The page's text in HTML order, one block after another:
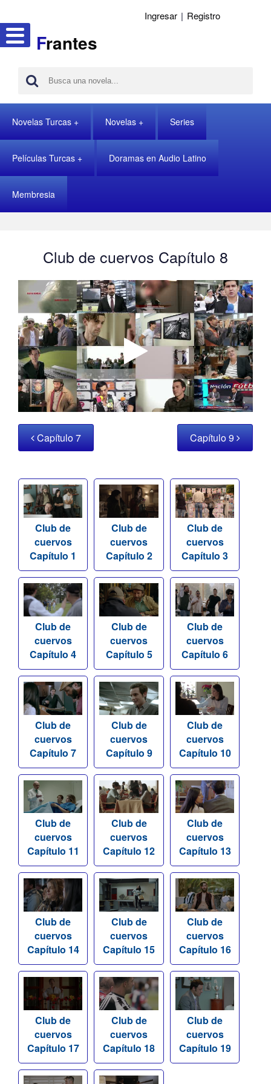
Frantes
Ingresar | Registro
Novelas Turcas Novelas Series
Películas Turcas Doramas en Audio Latino
Membresia
Club de cuervos Capítulo 8
Capítulo 7 Capítulo 9
Club de
cuervos
Capítulo 1
Club de
cuervos
Capítulo 2
Club de
cuervos
Capítulo 3
Club de
cuervos
Capítulo 4
Club de
cuervos
Capítulo 5
Club de
cuervos
Capítulo 6
Club de
cuervos
Capítulo 7
Club de
cuervos
Capítulo 9
Club de
cuervos
Capítulo 10
Club de
cuervos
Capítulo 11
Club de
cuervos
Capítulo 12
Club de
cuervos
Capítulo 13
Club de
cuervos
Capítulo 14
Club de
cuervos
Capítulo 15
Club de
cuervos
Capítulo 16
Club de
cuervos
Capítulo 17
Club de
cuervos
Capítulo 18
Club de
cuervos
Capítulo 19